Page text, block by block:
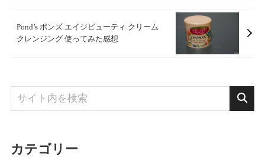
Pond’s ポンズ エイジビューティ クリーム
クレンジング 使ってみた感想
カテゴリー